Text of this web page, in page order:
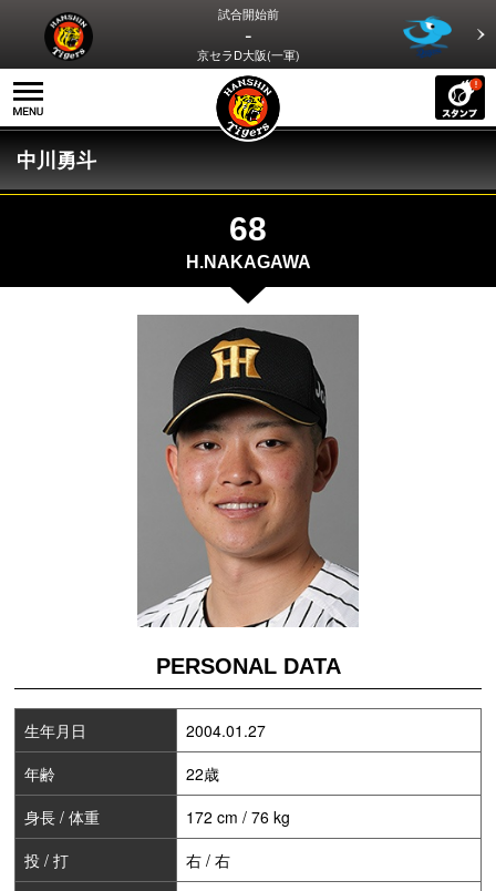
試合開始前
-
京セラD大阪(一軍)
中川勇斗
68
H.NAKAGAWA
PERSONAL DATA
生年月日
2004.01.27
年齢
22歳
身長 / 体重
172 cm / 76 kg
投 / 打
右 / 右